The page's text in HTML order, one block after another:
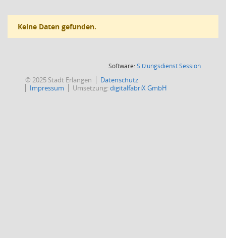
Keine Daten gefunden.
Software:SitzungsdienstSession(Wird in
© 2025 Stadt Erlangen
Datenschutz
Impressum
Umsetzung:digitalfabriX GmbH